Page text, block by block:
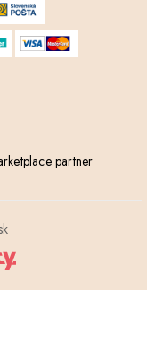
partner